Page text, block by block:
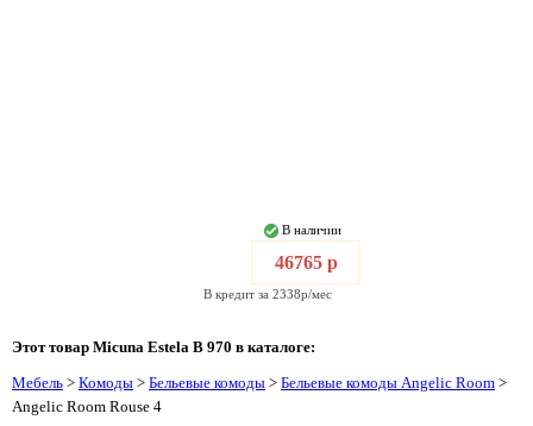
В наличии
46765 р
В кредит за 2338р/мес
Этот товар Micuna Estela B 970 в каталоге:
Мебель > Комоды > Бельевые комоды > Бельевые комоды Angelic Room >
Angelic Room Rouse 4